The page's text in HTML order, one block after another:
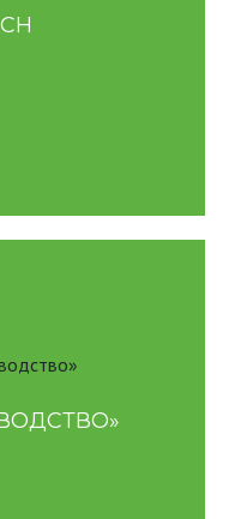
Для органов власти
продавцов семян